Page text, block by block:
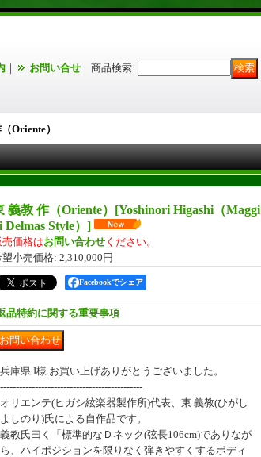
｜ お問い合せ 商品検索:
Oriente）
義教 作（Oriente） [Yoshinori Higashi（Maggi
Delmas Style） ]
売価格はお問い合わせ ください。
望小売価格: 2,310,000円
Facebookでシェア
品特約に関する重要事項
兵庫県 I様 お買い上げありがとうございました。
---------------------------------------------
オリエンテ(ヒガシ絃楽器製作所)代表、東 義教(ひがし
よしのり)氏による自作品です。
義教氏曰く「標準的なＤネック(弦長106cm)でありなが
ら、ハイポジションを限りなく弾きやすくするボディ